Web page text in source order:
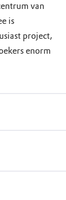
van
is
project,
enorm